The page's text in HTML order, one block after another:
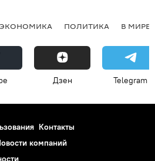
ЭКОНОМИКА ПОЛИТИКА В МИРЕ
Дзен Telegram
Контакты
компаний